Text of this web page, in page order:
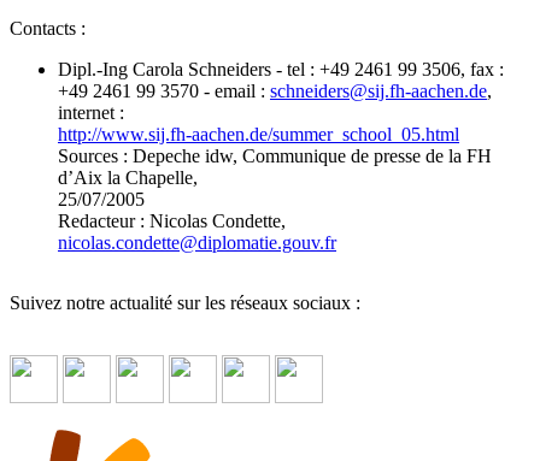
Contacts :
Dipl.-Ing Carola Schneiders - tel : +49 2461 99 3506, fax :
+49 2461 99 3570 - email : schneiders@sij.fh-aachen.de,
internet :
http://www.sij.fh-aachen.de/summer_school_05.html
Sources : Depeche idw, Communique de presse de la FH
d’Aix la Chapelle,
25/07/2005
Redacteur : Nicolas Condette,
nicolas.condette@diplomatie.gouv.fr
Suivez notre actualité sur les réseaux sociaux :